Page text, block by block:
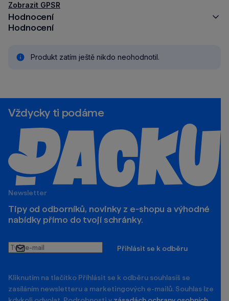
Zobrazit GPSR
Hodnocení
Hodnocení
Produkt zatím ještě nikdo neohodnotil.
Vždycky ti podáme
Newsletter
Tipy od odborníků, novinky z e‑shopu a výhodné
nabídky přímo do tvojí schránky.
Tvůj
e-
Přihlásit se k odběru
Kliknutím na tlačítko Příhlásit se k odběru souhlasíš se
zasíláním newsletteru a marketingových e-mailů. Souhlas lze